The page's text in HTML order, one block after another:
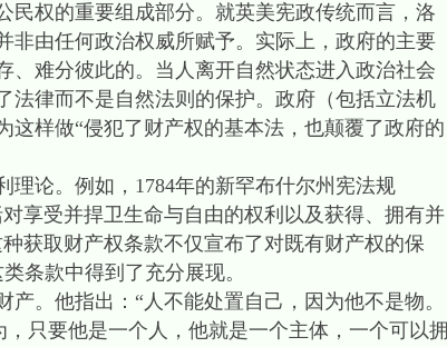
权的重要组成部分。就英美宪政传统而言，洛
非由任何政治权威所赋予。实际上，政府的主要
、难分彼此的。当人离开自然状态进入政治社会
法律而不是自然法则的保护。政府（包括立法机
样做“侵犯了财产权的基本法，也颠覆了政府的
论。例如，1784年的新罕布什尔州宪法规
享受并捍卫生命与自由的权利以及获得、拥有并
获取财产权条款不仅宣布了对既有财产权的保
条款中得到了充分展现。
。他指出：“人不能处置自己，因为他不是物。
只要他是一个人，他就是一个主体，一个可以拥